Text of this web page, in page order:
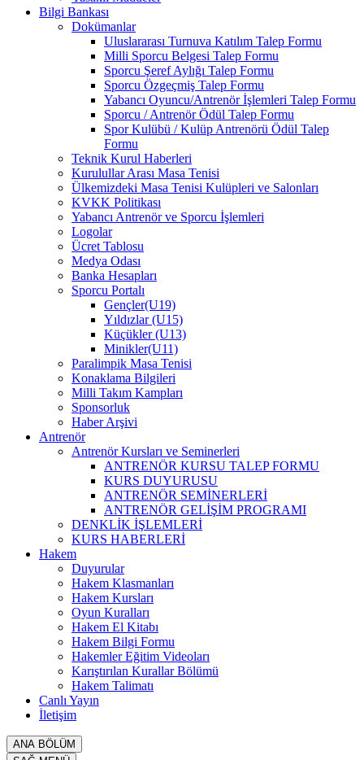
Bilgi Bankası
Dokümanlar
Uluslararası Turnuva Katılım Talep Formu
Milli Sporcu Belgesi Talep Formu
Sporcu Şeref Aylığı Talep Formu
Sporcu Özgeçmiş Talep Formu
Yabancı Oyuncu/Antrenör İşlemleri Talep Formu
Sporcu / Antrenör Ödül Talep Formu
Spor Kulübü / Kulüp Antrenörü Ödül Talep
Formu
Teknik Kurul Haberleri
Kurulullar Arası Masa Tenisi
Ülkemizdeki Masa Tenisi Kulüpleri ve Salonları
KVKK Politikası
Yabancı Antrenör ve Sporcu İşlemleri
Logolar
Ücret Tablosu
Medya Odası
Banka Hesapları
Sporcu Portalı
Gençler(U19)
Yıldızlar (U15)
Küçükler (U13)
Minikler(U11)
Paralimpik Masa Tenisi
Konaklama Bilgileri
Milli Takım Kampları
Sponsorluk
Haber Arşivi
Antrenör
Antrenör Kursları ve Seminerleri
ANTRENÖR KURSU TALEP FORMU
KURS DUYURUSU
ANTRENÖR SEMİNERLERİ
ANTRENÖR GELİŞİM PROGRAMI
DENKLİK İŞLEMLERİ
KURS HABERLERİ
Hakem
Duyurular
Hakem Klasmanları
Hakem Kursları
Oyun Kuralları
Hakem El Kitabı
Hakem Bilgi Formu
Hakemler Eğitim Videoları
Karıştırılan Kurallar Bölümü
Hakem Talimatı
Canlı Yayın
İletişim
ANA BÖLÜM